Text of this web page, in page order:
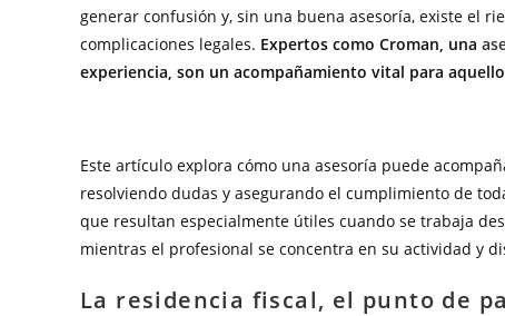
generar confusión y, sin una buena asesoría, existe el
complicaciones legales. Expertos como Croman, una
experiencia, son un acompañamiento vital para
Este artículo explora cómo una asesoría puede
resolviendo dudas y asegurando el cumplimiento de
que resultan especialmente útiles cuando se trabaja
mientras el profesional se concentra en su actividad y
La residencia fiscal, el punto de